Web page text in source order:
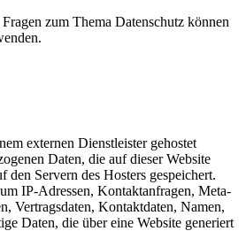
zum Thema Datenschutz können
externen Dienstleister gehostet
Daten, die auf dieser Website
den Servern des Hosters gespeichert.
IP-Adressen, Kontaktanfragen, Meta-
Vertragsdaten, Kontaktdaten, Namen,
Daten, die über eine Website generiert